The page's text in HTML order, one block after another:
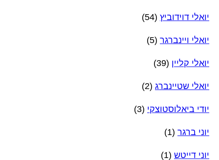
יואלי דוידוביץ (54)
יואלי ויינברגר (5)
יואלי קליין (39)
יואלי שטיינברג (2)
יודי ביאלוסטוצקי (3)
יוני ברגר (1)
יוני דייטש (1)